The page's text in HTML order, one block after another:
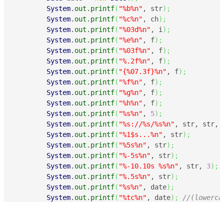
System. out . printf( "%b%n" , str) ;
System. out . printf( "%c%n" , ch) ;
System. out . printf( "%03d%n" , i ) ;
System. out . printf( "%e%n" , f) ;
System. out . printf( "%03f%n" , f) ;
System. out . printf( "%.2f%n" , f) ;
System. out . printf( "{%07.3f}%n" , f) ;
System. out . printf( "%f%n" , f) ;
System. out . printf( "%g%n" , f) ;
System. out . printf( "%h%n" , f) ;
System. out . printf( "%s%n" , 5) ;
System. out . printf( "%s://%s/%s%n" , str, str,
System. out . printf( "%1$s...%n" , str) ;
System. out . printf( "%5s%n" , str) ;
System. out . printf( "%-5s%n" , str) ;
System. out . printf( "%-10.10s %s%n" , str, 3) ;
System. out . printf( "%.5s%n" , str) ;
System. out . printf( "%s%n" , date) ;
System. out . printf( "%tc%n" , date) ;
//